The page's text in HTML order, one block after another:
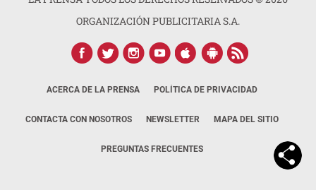
ORGANIZACIÓN PUBLICITARIA S.A.
ACERCA DE LA PRENSA POLÍTICA DE PRIVACIDAD
CONTACTA CON NOSOTROS NEWSLETTER MAPA DEL SITIO
PREGUNTAS FRECUENTES